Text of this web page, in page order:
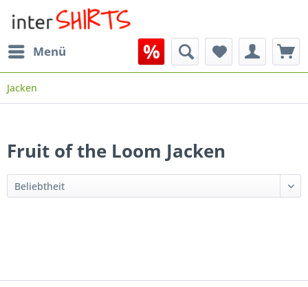
Menü
Jacken
Fruit of the Loom Jacken